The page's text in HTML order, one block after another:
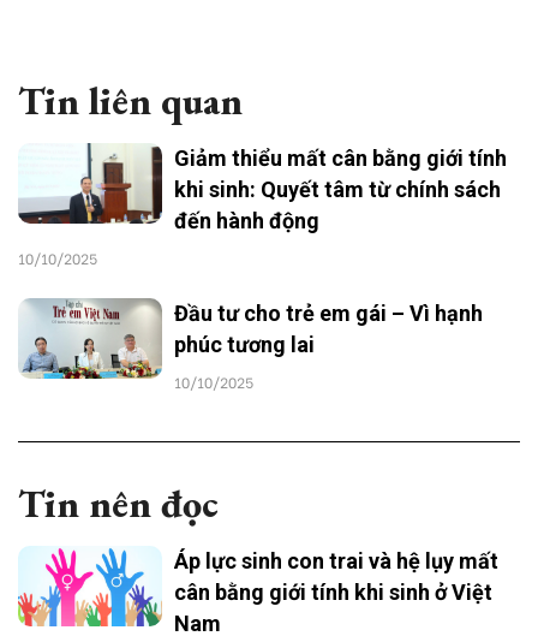
Tin liên quan
Giảm thiểu mất cân bằng giới tính
khi sinh: Quyết tâm từ chính sách
đến hành động
10/10/2025
Đầu tư cho trẻ em gái – Vì hạnh
phúc tương lai
10/10/2025
Tin nên đọc
Áp lực sinh con trai và hệ lụy mất
cân bằng giới tính khi sinh ở Việt
Nam